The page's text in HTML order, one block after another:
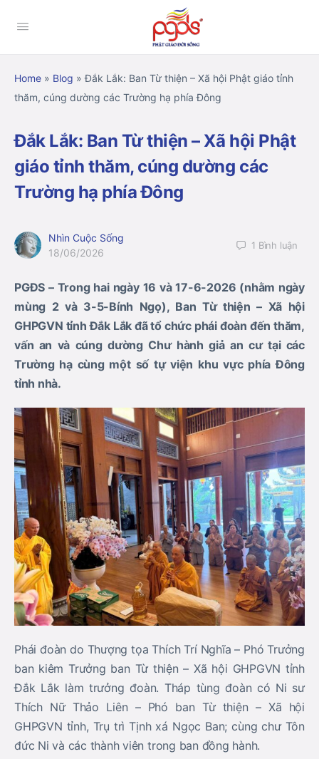
Home » Blog »Đắk Lắk: Ban Từ thiện – Xã hội Phật giáo tỉnh
thăm, cúng dường các Trường hạ phía Đông
Đắk Lắk: Ban Từ thiện – Xã hội Phật
giáo tỉnh thăm, cúng dường các
Trường hạ phía Đông
Nhìn Cuộc Sống
18/06/2026
1 Bình luận
PGĐS – Trong hai ngày 16 và 17-6-2026 (nhằm ngày
mùng 2 và 3-5-Bính Ngọ), Ban Từ thiện – Xã hội
GHPGVN tỉnh Đắk Lắk đã tổ chức phái đoàn đến thăm,
vấn an và cúng dường Chư hành giả an cư tại các
Trường hạ cùng một số tự viện khu vực phía Đông
tỉnh nhà.
Phái đoàn do Thượng tọa Thích Trí Nghĩa – Phó Trưởng
ban kiêm Trưởng ban Từ thiện – Xã hội GHPGVN tỉnh
Đắk Lắk làm trưởng đoàn. Tháp tùng đoàn có Ni sư
Thích Nữ Thảo Liên – Phó ban Từ thiện – Xã hội
GHPGVN tỉnh, Trụ trì Tịnh xá Ngọc Ban; cùng chư Tôn
đức Ni và các thành viên trong ban đồng hành.